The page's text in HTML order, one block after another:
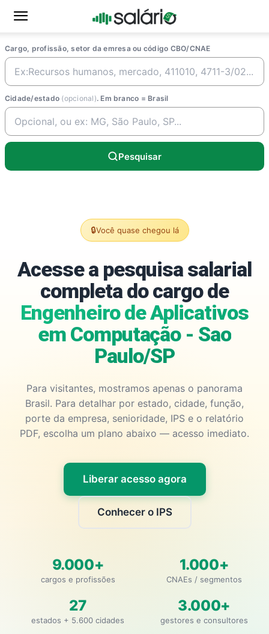
Cargo, profissão, setor da emresa ou código CBO/CNAE
Cidade/estado (opcional). Em branco = Brasil
Pesquisar
🔒Você quase chegou lá
Acesse a pesquisa salarial
completa do cargo de
Engenheiro de Aplicativos
em Computação - Sao
Paulo/SP
Para visitantes, mostramos apenas o panorama
Brasil. Para detalhar por estado, cidade, função,
porte da empresa, senioridade, IPS e o relatório
PDF, escolha um plano abaixo — acesso imediato.
Liberar acesso agora
Conhecer o IPS
9.000+
cargos e profissões
1.000+
CNAEs / segmentos
27
estados + 5.600 cidades
3.000+
gestores e consultores